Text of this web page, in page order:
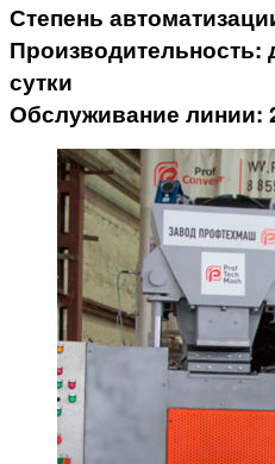
Степень
Производительность:
сутки
Обслуживание линии: